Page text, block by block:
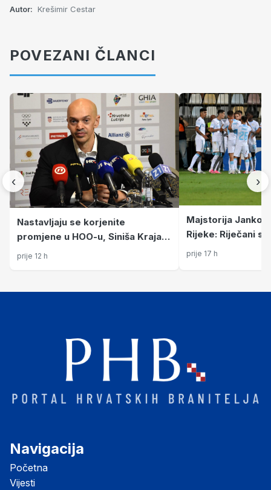
Autor: Krešimir Cestar
POVEZANI ČLANCI
‹
Nastavljaju se korjenite
promjene u HOO-u, Siniša Krajač
više nije glavni tajnik
prije 12 h
Majstorija
Rijeke: Riječani s
prednosti putuju
prije 17 h
›
Navigacija
Početna
Vijesti